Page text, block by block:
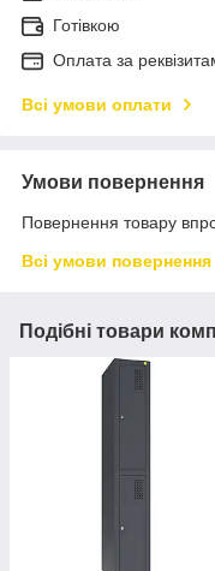
Готівкою
Оплата за
Всі умови оплати
Умови повернення
Повернення товару
Всі умови повернення
Подібні товари